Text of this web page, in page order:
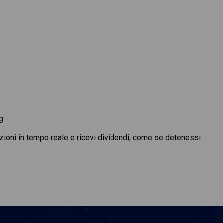
in tempo reale e ricevi dividendi, come se detenessi